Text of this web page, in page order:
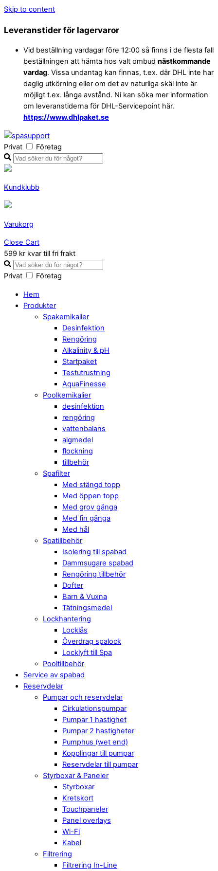
Skip to content
Leveranstider för lagervaror
Vid beställning vardagar före 12:00 så finns i de flesta fall
beställningen att hämta hos valt ombud nästkommande
vardag. Vissa undantag kan finnas, t.ex. där DHL inte har
daglig utkörning eller om det av naturliga skäl inte är
möjligt t.ex. långa avstånd. Ni kan söka mer information
om leveranstiderna för DHL-Servicepoint här.
https://www.dhlpaket.se
Privat Företag
Kundklubb
Varukorg
Close Cart
599 kr kvar till fri frakt
Privat Företag
Hem
Produkter
Spakemikalier
Desinfektion
Rengöring
Alkalinity & pH
Startpaket
Testutrustning
AquaFinesse
Poolkemikalier
desinfektion
rengöring
vattenbalans
algmedel
flockning
tillbehör
Spafilter
Med stängd topp
Med öppen topp
Med grov gänga
Med fin gänga
Med hål
Spatillbehör
Isolering till spabad
Dammsugare spabad
Rengöring tillbehör
Dofter
Barn & Vuxna
Tätningsmedel
Lockhantering
Locklås
Överdrag spalock
Locklyft till Spa
Pooltillbehör
Service av spabad
Reservdelar
Pumpar och reservdelar
Cirkulationspumpar
Pumpar 1 hastighet
Pumpar 2 hastigheter
Pumphus (wet end)
Kopplingar till pumpar
Reservdelar till pumpar
Styrboxar & Paneler
Styrboxar
Kretskort
Touchpaneler
Panel overlays
Wi-Fi
Kabel
Filtrering
Filtrering In-Line